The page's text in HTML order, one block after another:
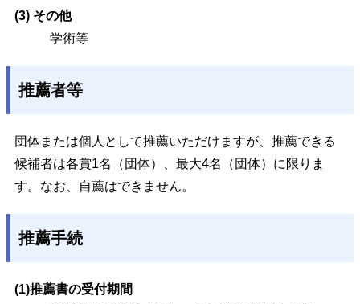
(3) その他
学術等
推薦者等
団体または個人として推薦いただけますが、推薦できる
候補者は各賞1名（団体）、最大4名（団体）に限りま
す。なお、自薦はできません。
推薦手続
(1)推薦書の受付期間